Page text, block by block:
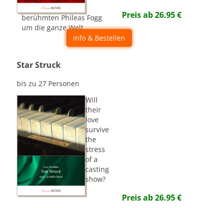
berühmten Phileas Fogg
um die ganze Welt...
Preis ab26.95€
Info & Bestellen
Star Struck
bis zu 27 Personen
Will
their
love
survive
the
stress
of a
casting
show?
Preis ab26.95€